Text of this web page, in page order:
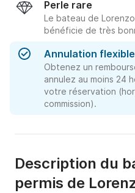
Perle rare
Le bateau de
bénéficie de très
Annulation flexible
Obtenez un
annulez au moins 24
votre réservation
commission).
Description du
permis de